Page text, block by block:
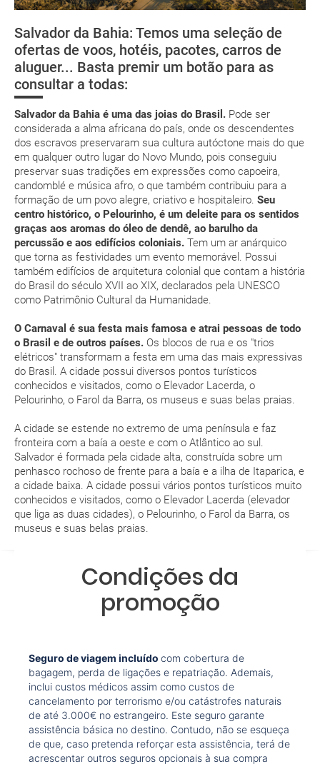
Salvador da Bahia: Temos uma seleção de
ofertas de voos, hotéis, pacotes, carros de
aluguer... Basta premir um botão para as
consultar a todas:
Salvador da Bahia é uma das joias do Brasil. Pode ser
considerada a alma africana do país, onde os descendentes
dos escravos preservaram sua cultura autóctone mais do que
em qualquer outro lugar do Novo Mundo, pois conseguiu
preservar suas tradições em expressões como capoeira,
candomblé e música afro, o que também contribuiu para a
formação de um povo alegre, criativo e hospitaleiro. Seu
centro histórico, o Pelourinho, é um deleite para os sentidos
graças aos aromas do óleo de dendê, ao barulho da
percussão e aos edifícios coloniais. Tem um ar anárquico
que torna as festividades um evento memorável. Possui
também edifícios de arquitetura colonial que contam a história
do Brasil do século XVII ao XIX, declarados pela UNESCO
como Patrimônio Cultural da Humanidade.
O Carnaval é sua festa mais famosa e atrai pessoas de todo
o Brasil e de outros países. Os blocos de rua e os "trios
elétricos" transformam a festa em uma das mais expressivas
do Brasil. A cidade possui diversos pontos turísticos
conhecidos e visitados, como o Elevador Lacerda, o
Pelourinho, o Farol da Barra, os museus e suas belas praias.
A cidade se estende no extremo de uma península e faz
fronteira com a baía a oeste e com o Atlântico ao sul.
Salvador é formada pela cidade alta, construída sobre um
penhasco rochoso de frente para a baía e a ilha de Itaparica, e
a cidade baixa. A cidade possui vários pontos turísticos muito
conhecidos e visitados, como o Elevador Lacerda (elevador
que liga as duas cidades), o Pelourinho, o Farol da Barra, os
museus e suas belas praias.
Florianópolis
Fernando de
Noronha
Río de
Assistência médica
Segurança
low cost
suplemento extra
férias
Posso cancelar ou modificar a reserva da viagem?
Que custos podem ser originados por um
cancelamento ou modificação da viagem?
Que validade deve ter o meu passaporte para viajar
para...?
Com quanta antecedência tenho de estar no
Como posso reservar uma viagem de pacote de
férias no site?
Ao efectuar a reserva um dos serviços ficou
a viagem?
Como sei se há lugares disponíveis na viagem que
quero reservar?
Se tenho os transfers incluídos, onde me devo
A minha reserva inclui algum seguro de viagem?
Quais as condições gerais nas reservas das
Quais as taxas de entrada e saída do país se viajo
para a América?
Que devo fazer se o transfer contratado do
aeroporto para o hotel, ou vice-versa, não aparece?
Condições da
promoção
Seguro de viagem incluído com cobertura de
bagagem, perda de ligações e repatriação. Ademais,
inclui custos médicos assim como custos de
cancelamento por terrorismo e/ou catástrofes naturais
de até 3.000€ no estrangeiro. Este seguro garante
assistência básica no destino. Contudo, não se esqueça
de que, caso pretenda reforçar esta assistência, terá de
acrescentar outros seguros opcionais à sua compra